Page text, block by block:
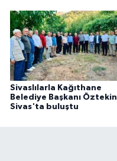
Sivaslılarla Kağıthane
Belediye Başkanı Öztekin
Sivas'ta buluştu